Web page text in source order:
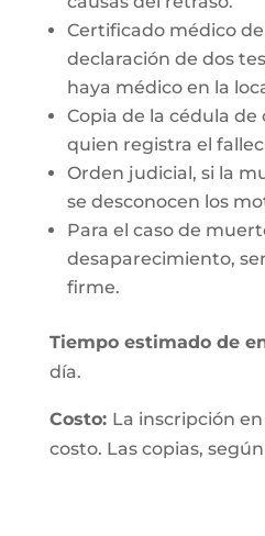
Certificado médico
declaración de dos
haya médico en la
Copia de la cédula
quien registra el
Orden judicial, si la
se desconocen los
Para el caso de
desaparecimiento,
firme.
Tiempo estimado de
día.
Costo: La inscripción
costo. Las copias,